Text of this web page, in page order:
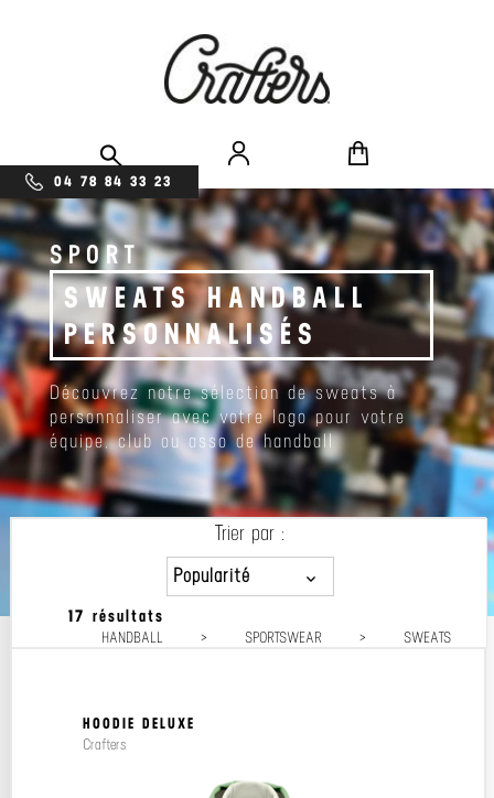
04 78 84 33 23
SPORT
SWEATS HANDBALL
PERSONNALISÉS
Découvrez notre sélection de sweats à
personnaliser avec votre logo pour votre
équipe, club ou asso de handball
17 résultats
HANDBALL > SPORTSWEAR > SWEATS
Trier par :
Popularité
Prix décroissant
HOODIE DELUXE
Crafters